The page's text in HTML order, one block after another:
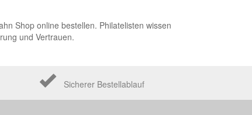
Shop online bestellen. Philatelisten wissen
und Vertrauen.
Sicherer Bestellablauf